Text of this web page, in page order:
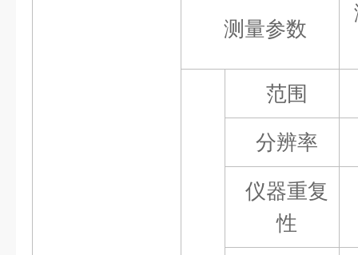
测量参数
范围
分辨率
仪器重复
性